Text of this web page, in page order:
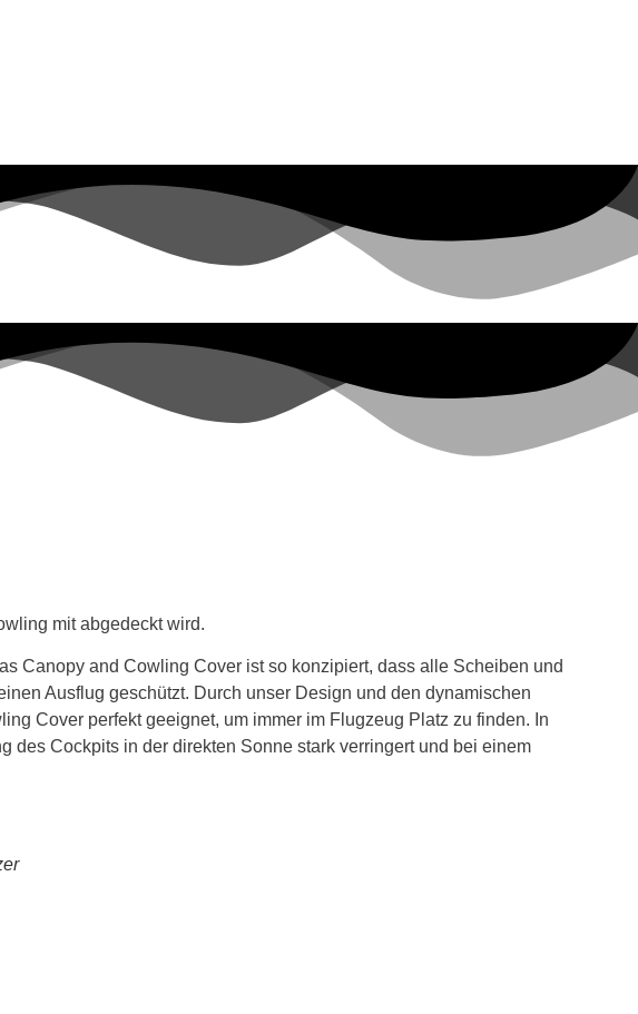
mit abgedeckt wird.
Canopy and Cowling Cover ist so konzipiert, dass alle Scheiben und
Ausflug geschützt. Durch unser Design und den dynamischen
Cover perfekt geeignet, um immer im Flugzeug Platz zu finden. In
des Cockpits in der direkten Sonne stark verringert und bei einem